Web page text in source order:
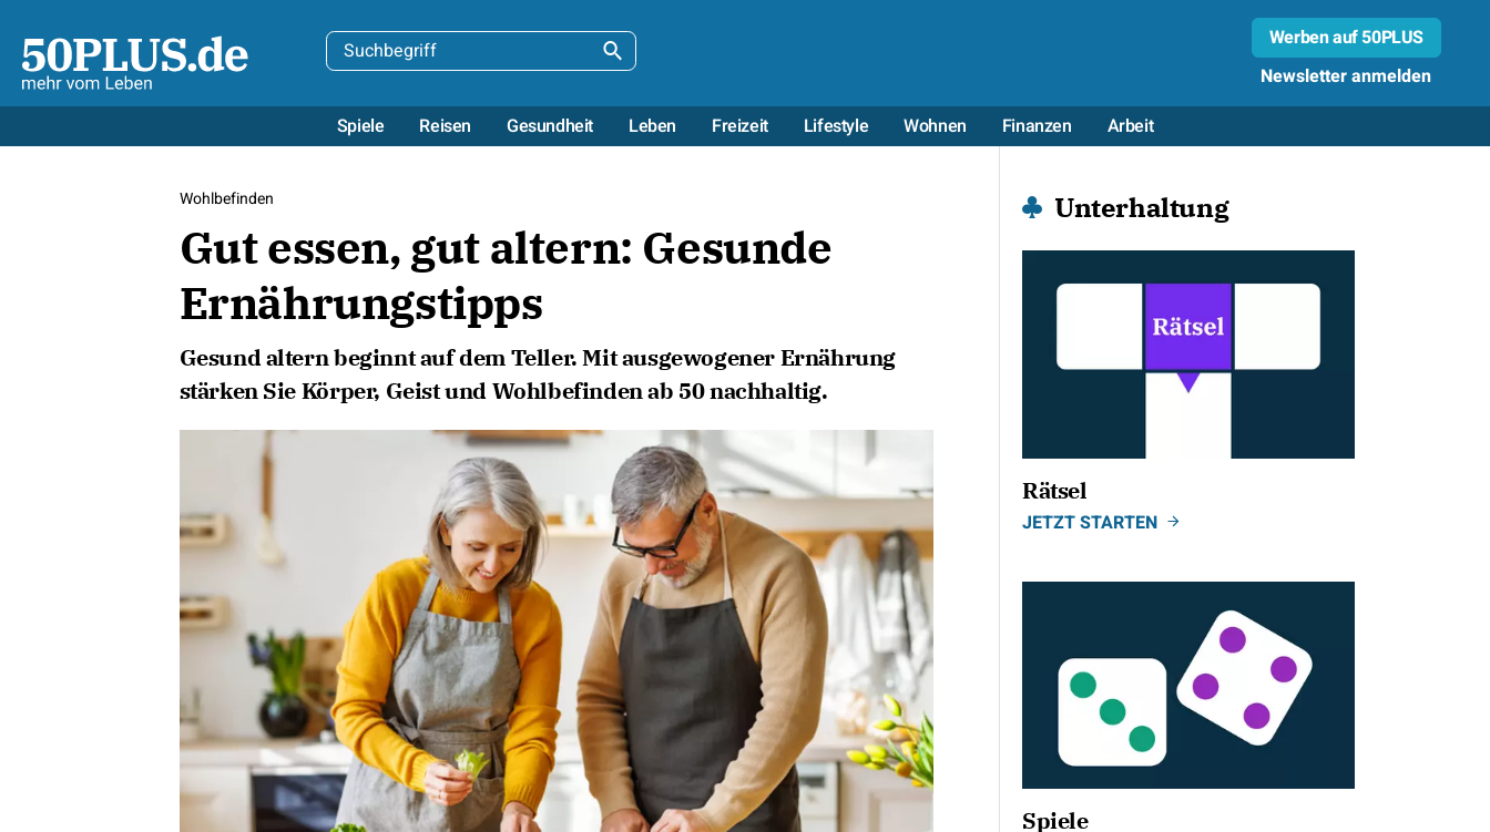
Werben auf 50PLUS
Newsletter anmelden
Spiele
Reisen Gesundheit Leben Freizeit Lifestyle Wohnen Finanzen Arbeit
Wohlbefinden
Gut essen, gut altern: Gesunde
Ernährungstipps
Gesund altern beginnt auf dem Teller. Mit ausgewogener Ernährung
stärken Sie Körper, Geist und Wohlbefinden ab 50 nachhaltig.
Unterhaltung
Rätsel
JETZT STARTEN
Spiele